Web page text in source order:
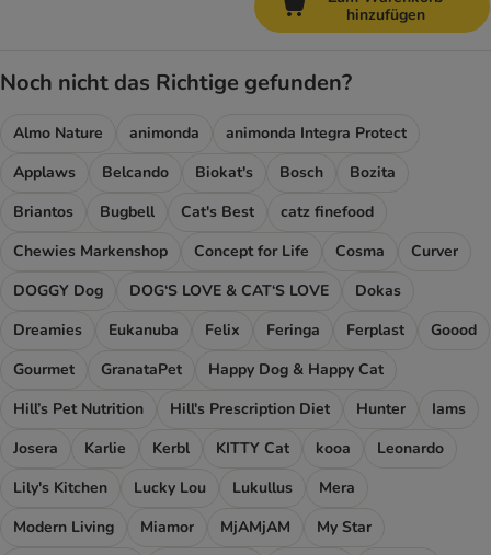
hinzufügen
Noch nicht das Richtige gefunden?
Almo Nature animonda
animonda Integra Protect
Applaws
Belcando Biokat's Bosch
Bozita
Briantos
Bugbell Cat's Best
catz finefood
Chewies Markenshop
Concept for Life Cosma
Curver
DOGGY Dog
DOG‘S LOVE & CAT‘S LOVE
Dokas
Dreamies
Eukanuba Felix Feringa Ferplast
Goood
Gourmet
GranataPet
Happy Dog & Happy Cat
Hill’s Pet Nutrition
Hill's Prescription Diet Hunter
Iams
Josera
Karlie Kerbl KITTY Cat kooa
Leonardo
Lily's Kitchen
Lucky Lou Lukullus
Mera
Modern Living
Miamor MjAMjAM
My Star